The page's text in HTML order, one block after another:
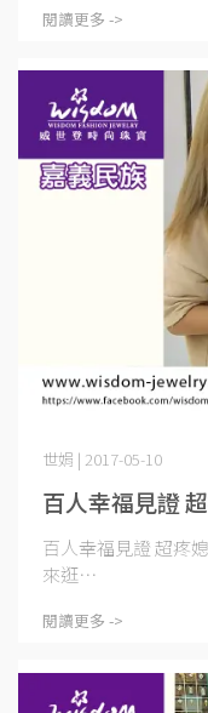
閱讀更多 ->
百人幸福見證
世娟 | 2017-05-10
百人幸福見證 超疼
來逛⋯
閱讀更多 ->